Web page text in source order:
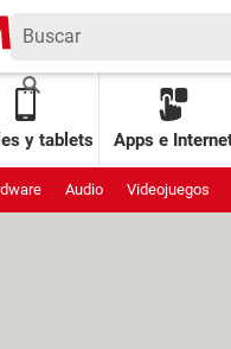
y tablets Apps e
Audio Videojuegos